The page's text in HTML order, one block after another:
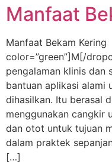
Manfaat
Manfaat Bekam
color=”green”]M[/
pengalaman klinis dan
bantuan aplikasi alami
dihasilkan. Itu berasal
menggunakan cangkir
dan otot untuk tujuan
dalam praktek
[…]